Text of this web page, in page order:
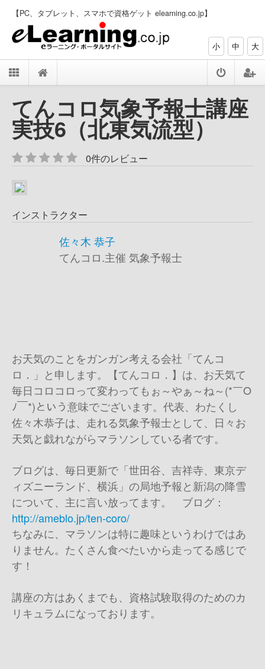
【PC、タブレット、スマホで資格ゲット elearning.co.jp】
小 中 大
てんコロ気象予報士講座
実技6（北東気流型）
0件のレビュー
インストラクター
佐々木 恭子
てんコロ.主催 気象予報士
お天気のことをガンガン考える会社「てんコ
ロ．」と申します。【てんコロ．】は、お天気て
毎日コロコロって変わってもぉ～やぁ～ね～(*￣O
ﾉ￣*)という意味でございます。代表、わたくし
佐々木恭子は、走れる気象予報士として、日々お
天気と戯れながらマラソンしている者です。
ブログは、毎日更新で「世田谷、吉祥寺、東京デ
ィズニーランド、横浜」の局地予報と新潟の降雪
について、主に言い放ってます。 ブログ：
http://ameblo.jp/ten-coro/
ちなみに、マラソンは特に趣味というわけではあ
りません。たくさん食べたいから走ってる感じで
す！
講座の方はあくまでも、資格試験取得のためのカ
リキュラムになっております。